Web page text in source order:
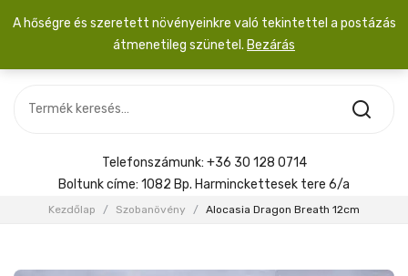
SZOBANÖVÉNY
KIEGÉSZÍTŐK
Menyasszonyi csokor
Telefonszámunk: +36 30 128 0714
Boltunk címe: 1082 Bp. Harminckettesek tere 6/a
Kezdőlap / Szobanövény / Alocasia Dragon Breath 12cm
A hőségre és szeretett növényeinkre való tekintettel a postázás
átmenetileg szünetel. Bezárás